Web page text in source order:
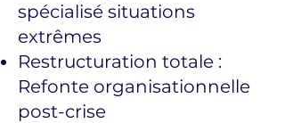
spécialisé situations
extrêmes
Restructuration totale :
Refonte organisationnelle
post-crise